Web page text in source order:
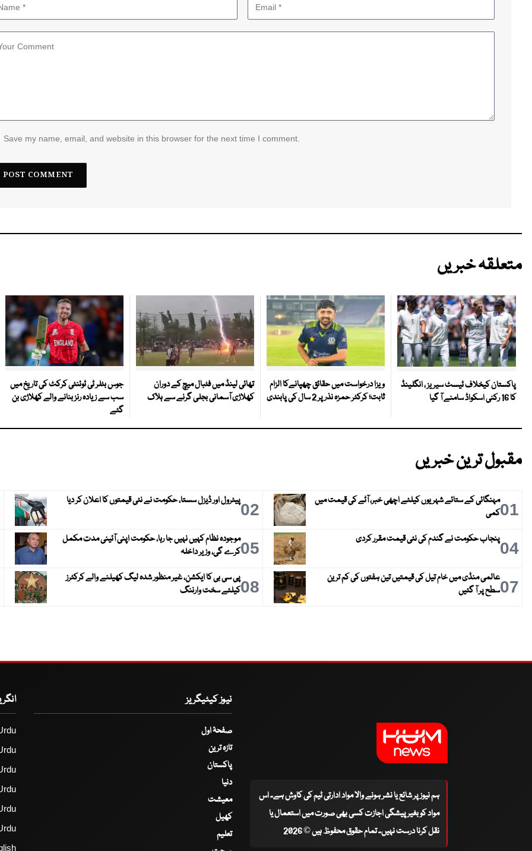
Save my name, email, and website in this browser for the next time I comment.
متعلقہ خبریں
پاکستان کیخلاف ٹیسٹ سیریز ، انگلینڈ
کا 16 رکنی اسکواڈ سامنے آ گیا
ویزا درخواست میں حقائق چھپانےکا الزام
ثابت؛ کرکٹر حمزہ نذر پر 2 سال کی پابندی
تھائی لینڈ میں فٹبال میچ کے دوران
کھلاڑی آسمانی بجلی گرنے سے ہلاک
جوس بٹلر ٹی ٹوئنٹی کرکٹ کی تاریخ میں
سب سے زیادہ رنز بنانے والے کھلاڑی بن
گئے
مقبول ترین خبریں
01مہنگائی کے ستائے شہریوں کیلئے اچھی خبر، آٹے کی قیمت میں
کمی
02پیٹرول اور ڈیزل سستا، حکومت نے نئی قیمتوں کا اعلان کر دیا
04پنجاب حکومت نے گندم کی نئی قیمت مقرر کردی 05موجودہ نظام کہیں نہیں جا رہا، حکومت اپنی آئینی مدت مکمل
کرے گی، وزیر داخلہ
07عالمی منڈی میں خام تیل کی قیمتیں تین ہفتوں کی کم ترین
سطح پر آ گئیں
08پی سی بی کا ایکشن، غیر منظور شدہ لیگ کھیلنے والے کرکٹرز
کیلئے سخت وارننگ
ہم نیوز پر شائع یا نشر ہونے والا مواد ادارتی ٹیم کی کاوش ہے۔ اس
مواد کو بغیر پیشگی اجازت کسی بھی صورت میں استعمال یا
نقل کرنا درست نہیں۔ تمام حقوق محفوظ ہیں © 2026
نیوز کیٹیگریز
صفحۂ اول
تازہ ترین
پاکستان
دنیا
معیشت
کھیل
تعلیم